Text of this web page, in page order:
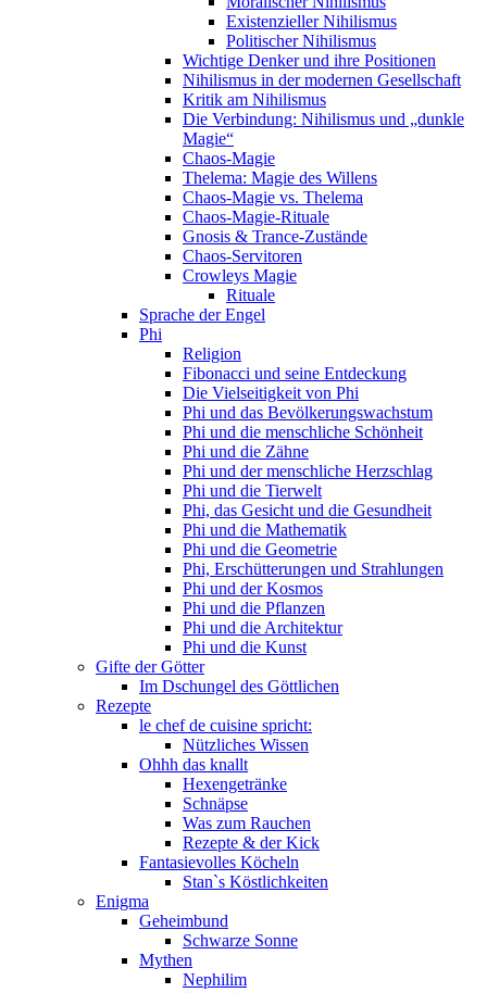
Existenzieller Nihilismus
Politischer Nihilismus
Wichtige Denker und ihre Positionen
Nihilismus in der modernen Gesellschaft
Kritik am Nihilismus
Die Verbindung: Nihilismus und „dunkle
Magie“
Chaos-Magie
Thelema: Magie des Willens
Chaos-Magie vs. Thelema
Chaos-Magie-Rituale
Gnosis & Trance-Zustände
Chaos-Servitoren
Crowleys Magie
Rituale
Sprache der Engel
Phi
Religion
Fibonacci und seine Entdeckung
Die Vielseitigkeit von Phi
Phi und das Bevölkerungswachstum
Phi und die menschliche Schönheit
Phi und die Zähne
Phi und der menschliche Herzschlag
Phi und die Tierwelt
Phi, das Gesicht und die Gesundheit
Phi und die Mathematik
Phi und die Geometrie
Phi, Erschütterungen und Strahlungen
Phi und der Kosmos
Phi und die Pflanzen
Phi und die Architektur
Phi und die Kunst
Gifte der Götter
Im Dschungel des Göttlichen
Rezepte
le chef de cuisine spricht:
Nützliches Wissen
Ohhh das knallt
Hexengetränke
Schnäpse
Was zum Rauchen
Rezepte & der Kick
Fantasievolles Köcheln
Stan`s Köstlichkeiten
Enigma
Geheimbund
Schwarze Sonne
Mythen
Nephilim